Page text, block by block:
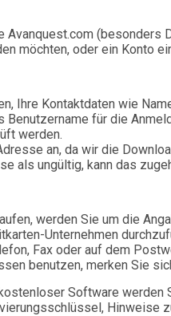
(besonders
möchten, oder ein Konto
Ihre Kontaktdaten wie
für die
werden.
an, da wir die
als ungültig, kann das
werden Sie um die
Unternehmen
Fax oder auf dem
benutzen, merken Sie
Software
Hinweise